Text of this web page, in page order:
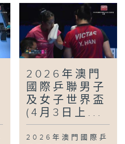
2026年澳門
國際乒聯男子
及女子世界盃
(4月3日上...
2026年澳門國際乒